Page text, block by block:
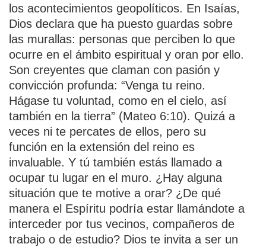
los acontecimientos geopolíticos. En Isaías,
Dios declara que ha puesto guardas sobre
las murallas: personas que perciben lo que
ocurre en el ámbito espiritual y oran por ello.
Son creyentes que claman con pasión y
convicción profunda: “Venga tu reino.
Hágase tu voluntad, como en el cielo, así
también en la tierra” (Mateo 6:10). Quizá a
veces ni te percates de ellos, pero su
función en la extensión del reino es
invaluable. Y tú también estás llamado a
ocupar tu lugar en el muro. ¿Hay alguna
situación que te motive a orar? ¿De qué
manera el Espíritu podría estar llamándote a
interceder por tus vecinos, compañeros de
trabajo o de estudio? Dios te invita a ser un